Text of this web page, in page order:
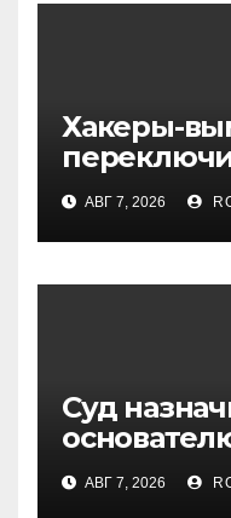
Хакеры-
АВГ 7, 2026
Суд
MyTrade
АВГ 7, 2026